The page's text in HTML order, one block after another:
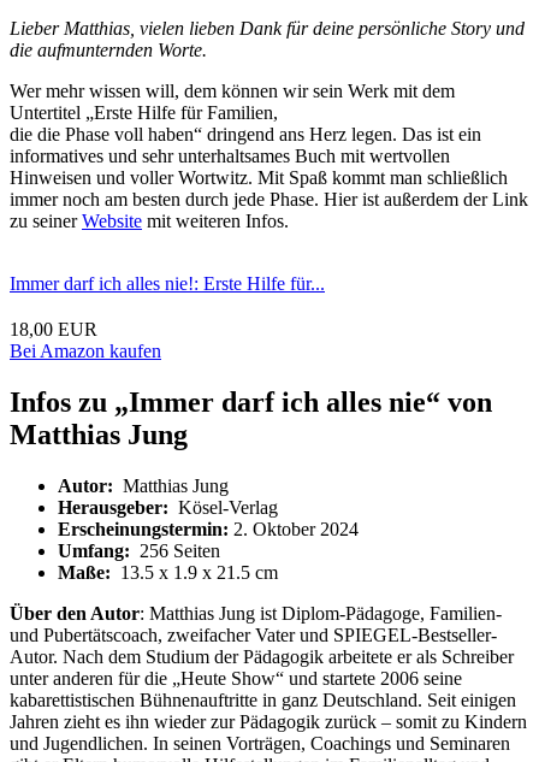
Lieber Matthias, vielen lieben Dank für deine persönliche Story und
die aufmunternden Worte.
Wer mehr wissen will, dem können wir sein Werk mit dem
Untertitel „Erste Hilfe für Familien,
die die Phase voll haben“ dringend ans Herz legen. Das ist ein
informatives und sehr unterhaltsames Buch mit wertvollen
Hinweisen und voller Wortwitz. Mit Spaß kommt man schließlich
immer noch am besten durch jede Phase. Hier ist außerdem der Link
zu seinerWebsite mit weiteren Infos.
Immer darf ich alles nie!: Erste Hilfe für...
18,00 EUR
Bei Amazon kaufen
Infos zu „Immer darf ich alles nie“ von
Matthias Jung
Autor: ‎ Matthias Jung
Herausgeber: ‎ Kösel-Verlag
Erscheinungstermin: 2. Oktober 2024
Umfang: ‎ 256 Seiten
Maße: ‎ 13.5 x 1.9 x 21.5 cm
Über den Autor: Matthias Jung ist Diplom-Pädagoge, Familien-
und Pubertätscoach, zweifacher Vater und SPIEGEL-Bestseller-
Autor. Nach dem Studium der Pädagogik arbeitete er als Schreiber
unter anderen für die „Heute Show“ und startete 2006 seine
kabarettistischen Bühnenauftritte in ganz Deutschland. Seit einigen
Jahren zieht es ihn wieder zur Pädagogik zurück – somit zu Kindern
und Jugendlichen. In seinen Vorträgen, Coachings und Seminaren